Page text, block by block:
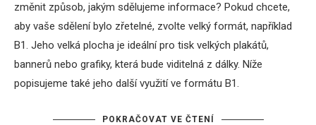
změnit způsob, jakým sdělujeme informace? Pokud chcete,
aby vaše sdělení bylo zřetelné, zvolte velký formát, například
B1. Jeho velká plocha je ideální pro tisk velkých plakátů,
bannerů nebo grafiky, která bude viditelná z dálky. Níže
popisujeme také jeho další využití ve formátu B1.
POKRAČOVAT VE ČTENÍ